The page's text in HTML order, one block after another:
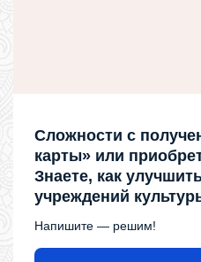
Сложности с
карты» или
Знаете, как
учреждений
Напишите — решим!